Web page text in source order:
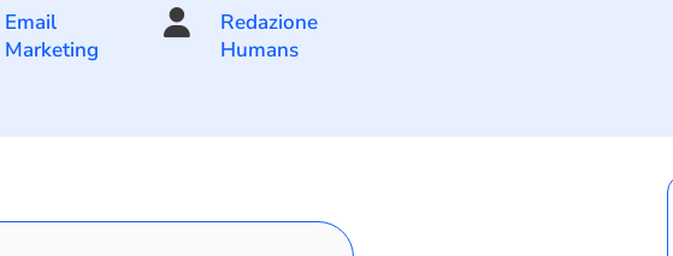
Email
Marketing

Redazione
Humans